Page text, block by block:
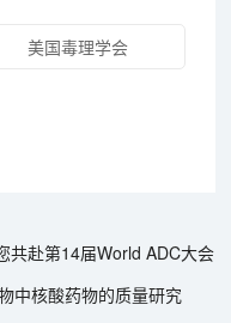
美国毒理学会
共赴第14届World ADC大会
中核酸药物的质量研究